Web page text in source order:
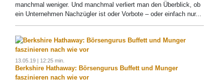
manchmal weniger. Und manchmal verliert man den Überblick, ob
ein Unternehmen Nachzügler ist oder Vorbote – oder einfach nur...
13.05.19 | 12:25 min.
Berkshire Hathaway: Börsengurus Buffett und Munger
faszinieren nach wie vor